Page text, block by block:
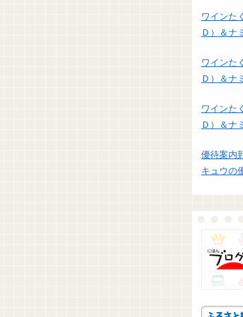
ワインた
Ｄ）＆ナ
ワインた
Ｄ）＆ナ
ワインた
Ｄ）＆ナ
優待案内
キュウの